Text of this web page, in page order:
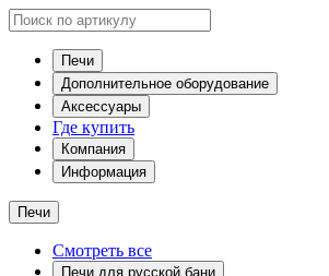
Печи
Дополнительное оборудование
Аксессуары
Где купить
Компания
Информация
Печи
Смотреть все
Печи для русской бани